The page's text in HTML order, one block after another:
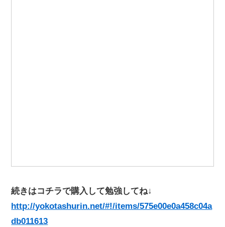
続きはコチラで購入して勉強してね↓
http://yokotashurin.net/#!/items/575e00e0a458c04a
db011613